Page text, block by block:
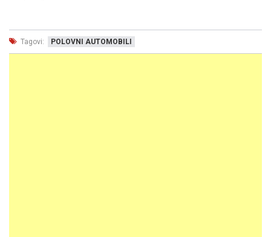
Tagovi: POLOVNI AUTOMOBILI